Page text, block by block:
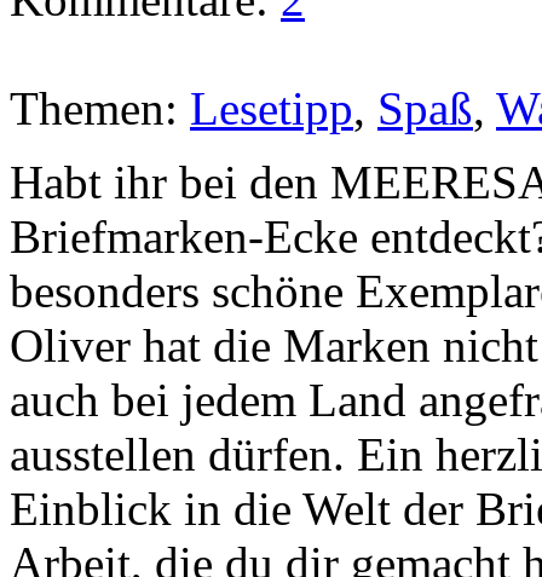
Themen: Lesetipp, Spaß,
Habt ihr bei den
Briefmarken-Ecke
besonders schöne
Oliver hat die Marken
auch bei jedem Land
ausstellen dürfen. Ein
Einblick in die Welt der
Arbeit, die du dir gemacht